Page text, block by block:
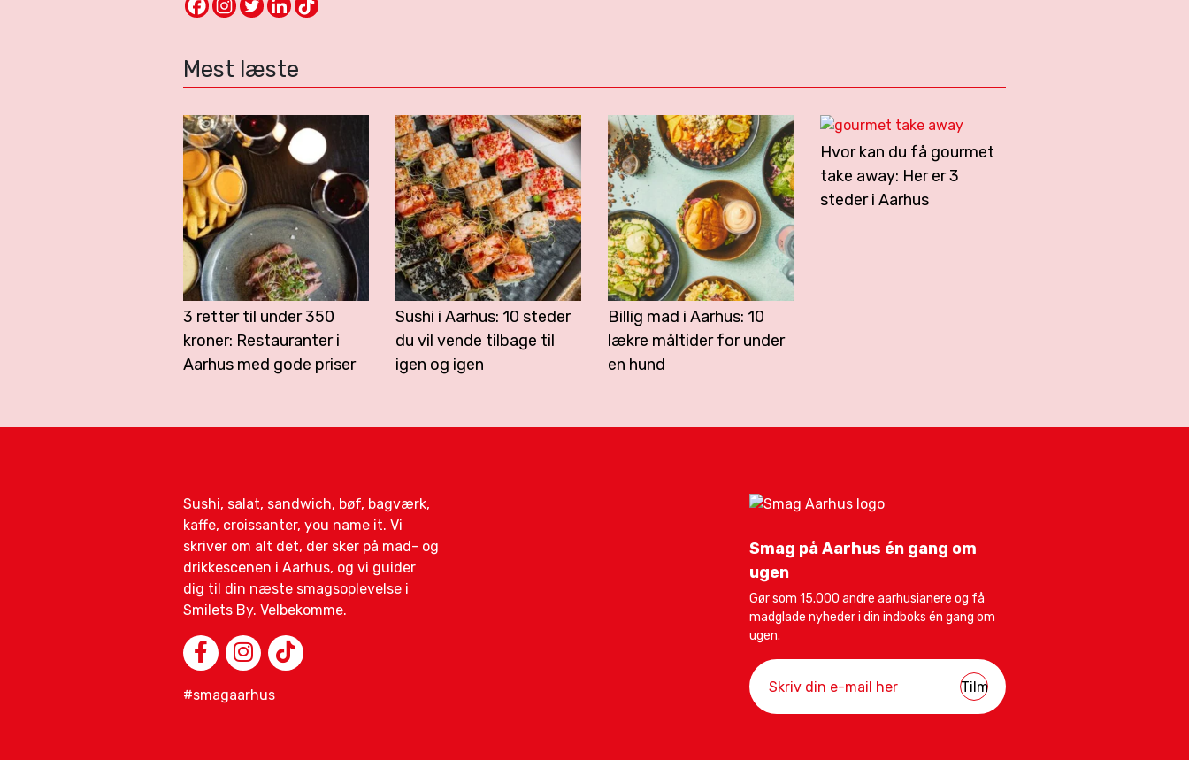
Mest læste
3 retter til under 350
kroner: Restauranter i
Aarhus med gode priser
Sushi i Aarhus: 10 steder
du vil vende tilbage til
igen og igen
Billig mad i Aarhus: 10
lækre måltider for under
en hund
Hvor kan du få gourmet
take away: Her er 3
steder i Aarhus
Sushi, salat, sandwich, bøf, bagværk,
kaffe, croissanter, you name it. Vi
skriver om alt det, der sker på mad- og
drikkescenen i Aarhus, og vi guider
dig til din næste smagsoplevelse i
Smilets By. Velbekomme.
#smagaarhus
Smag på Aarhus én gang om
ugen
Gør som 15.000 andre aarhusianere og få
madglade nyheder i din indboks én gang om
ugen.